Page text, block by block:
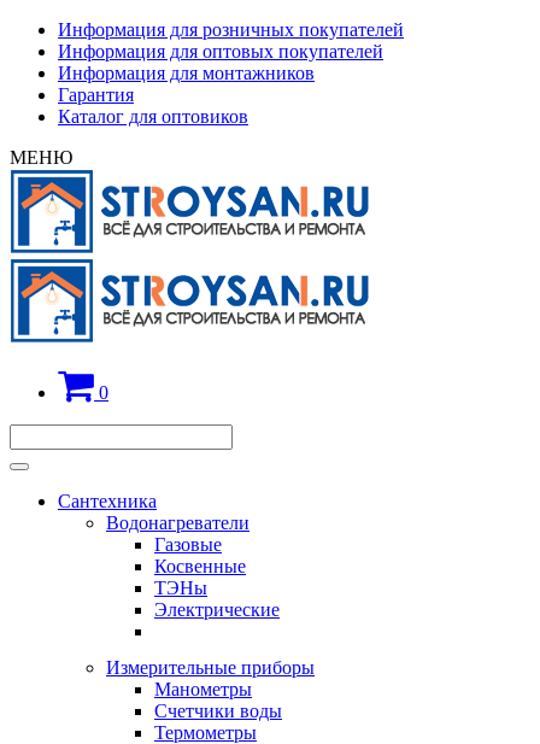
Информация для розничных покупателей
Информация для оптовых покупателей
Информация для монтажников
Гарантия
Каталог для оптовиков
МЕНЮ
0
Сантехника
Водонагреватели
Газовые
Косвенные
ТЭНы
Электрические
Измерительные приборы
Манометры
Счетчики воды
Термометры